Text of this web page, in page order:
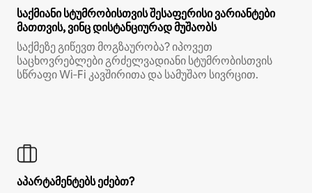
საქმიანი სტუმრობისთვის შესაფერისი ვარიანტები
მათთვის, ვინც დისტანციურად მუშაობს
საქმეზე გიწევთ მოგზაურობა? იპოვეთ
საცხოვრებლები გრძელვადიანი სტუმრობისთვის
სწრაფი Wi‑Fi კავშირითა და სამუშაო სივრცით.
აპარტამენტებს ეძებთ?